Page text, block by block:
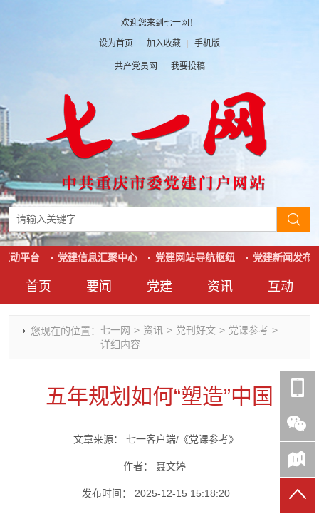
欢迎您来到七一网！
设为首页 | 加入收藏 | 手机版
共产党员网 | 我要投稿
首页 要闻
时政要闻
干部任免
理论武装
党建
党建动态
人才工作
基层组织建设
资讯
热点关注
党刊好文
党务知识
互动
红岩评论
七一文学
党建头条微信公众号
动平台 党建信息汇聚中心 党建网站导航枢纽 党建新闻发布
您现在的位置： 七一网 > 资讯 > 党刊好文 > 党课参考 >
详细内容
五年规划如何“塑造”中国
文章来源： 七一客户端/《党课参考》
作者： 聂文婷
发布时间： 2025-12-15 15:18:20